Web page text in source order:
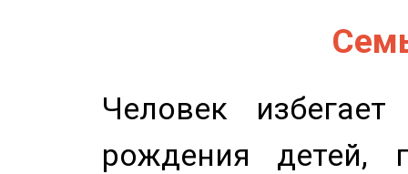
Человек
рождения детей,